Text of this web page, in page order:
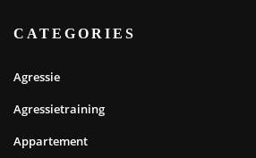
CATEGORIES
Agressie
Agressietraining
Appartement